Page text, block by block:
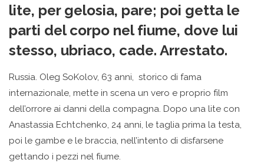
lite, per gelosia, pare; poi getta le
parti del corpo nel fiume, dove lui
stesso, ubriaco, cade. Arrestato.
Russia. Oleg SoKolov, 63 anni, storico di fama
internazionale, mette in scena un vero e proprio film
dell’orrore ai danni della compagna. Dopo una lite con
Anastassia Echtchenko, 24 anni, le taglia prima la testa,
poi le gambe e le braccia, nell’intento di disfarsene
gettando i pezzi nel fiume.